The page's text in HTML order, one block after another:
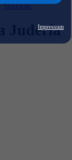
Impressum
Startseite
Judería